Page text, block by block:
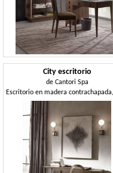
City escritorio
de Cantori Spa